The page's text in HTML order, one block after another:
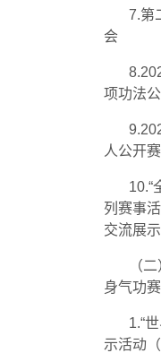
7.第
会
项功法
人公开赛
10.“
列赛事
交流展
（
身气功
1.“
示活动